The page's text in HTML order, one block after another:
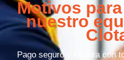
Motivos
nuestro
Pago seguro y factura con